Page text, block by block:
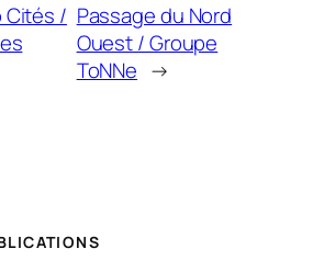
Cités / Passage du Nord
Ouest / Groupe
ToNNe →